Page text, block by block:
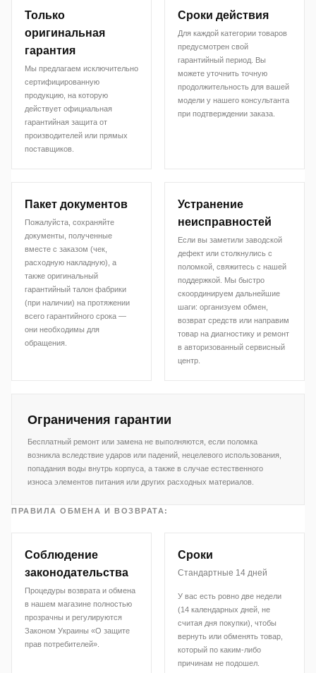
Только
оригинальная
гарантия
Мы предлагаем исключительно
сертифицированную
продукцию, на которую
действует официальная
гарантийная защита от
производителей или прямых
поставщиков.
Сроки действия
Для каждой категории товаров
предусмотрен свой
гарантийный период. Вы
можете уточнить точную
продолжительность для вашей
модели у нашего консультанта
при подтверждении заказа.
Пакет документов
Пожалуйста, сохраняйте
документы, полученные
вместе с заказом (чек,
расходную накладную), а
также оригинальный
гарантийный талон фабрики
(при наличии) на протяжении
всего гарантийного срока —
они необходимы для
обращения.
Устранение
неисправностей
Если вы заметили заводской
дефект или столкнулись с
поломкой, свяжитесь с нашей
поддержкой. Мы быстро
скоординируем дальнейшие
шаги: организуем обмен,
возврат средств или направим
товар на диагностику и ремонт
в авторизованный сервисный
центр.
Ограничения гарантии
Бесплатный ремонт или замена не выполняются, если поломка
возникла вследствие ударов или падений, нецелевого использования,
попадания воды внутрь корпуса, а также в случае естественного
износа элементов питания или других расходных материалов.
ПРАВИЛА ОБМЕНА И ВОЗВРАТА:
Соблюдение
законодательства
Процедуры возврата и обмена
в нашем магазине полностью
прозрачны и регулируются
Законом Украины «О защите
прав потребителей».
Сроки
Стандартные 14 дней
У вас есть ровно две недели
(14 календарных дней, не
считая дня покупки), чтобы
вернуть или обменять товар,
который по каким-либо
причинам не подошел.